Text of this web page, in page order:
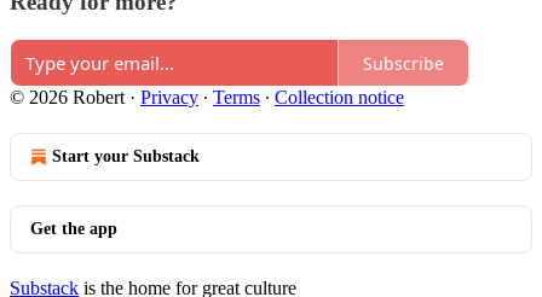
Subscribe
© 2026 Robert · Privacy ∙ Terms ∙ Collection notice
Start your Substack
Get the app
Substack is the home for great culture